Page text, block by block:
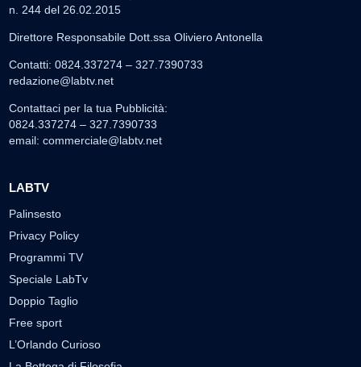
n. 244 del 26.02.2015
Direttore Responsabile Dott.ssa Oliviero Antonella
Contatti: 0824.337274 – 327.7390733
redazione@labtv.net
Contattaci per la tua Pubblicità:
0824.337274 – 327.7390733
email: commerciale@labtv.net
LABTV
Palinsesto
Privacy Policy
Programmi TV
Speciale LabTv
Doppio Taglio
Free sport
L’Orlando Curioso